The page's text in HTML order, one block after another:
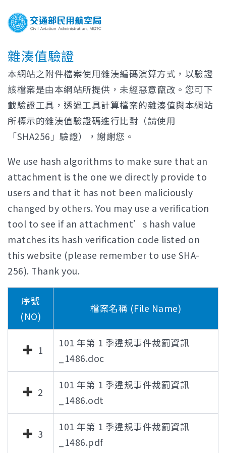
雜湊值驗證
本網站之附件檔案使用雜湊編碼演算方式，以驗證
該檔案是由本網站所提供，未經惡意竄改。您可下
載驗證工具，透過工具計算檔案的雜湊值與本網站
所標示的雜湊值驗證碼進行比對（請使用
「SHA256」驗證），謝謝您。
We use hash algorithms to make sure that an
attachment is the one we directly provide to
users and that it has not been maliciously
changed by others. You may use a verification
tool to see if an attachment’s hash value
matches its hash verification code listed on
this website (please remember to use SHA-
256). Thank you.
序號
(NO)
檔案名稱 (File Name)
1
101 年第 1 季違規事件裁罰資訊
_1486.doc
2
101 年第 1 季違規事件裁罰資訊
_1486.odt
3
101 年第 1 季違規事件裁罰資訊
_1486.pdf